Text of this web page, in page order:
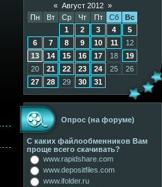
« Август 2012 »
Пн
Вт Ср Чт Пт Сб
Вс
1
2 3 4
5
6
7 8 9 10 11
12
13
14 15 16 17 18
19
20
21 22 23 24 25
26
27
28 29 30 31
Опрос (на форуме)
С каких файлообменников Вам
проще всего скачивать?
www.rapidshare.com
www.depositfiles.com
www.ifolder.ru